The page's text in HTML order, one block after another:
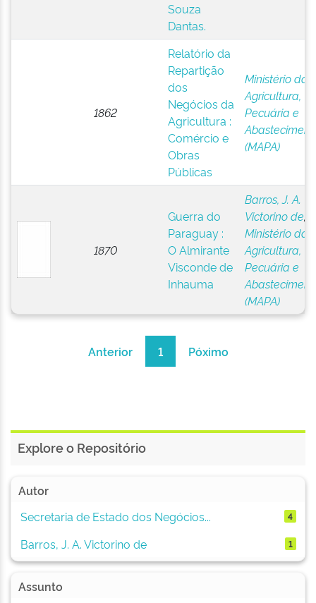
Souza
Dantas.
1862
Relatório da
Repartição
dos
Negócios da
Agricultura :
Comércio e
Obras
Públicas
Ministério da
Agricultura,
Pecuária e
(MAPA)
1870
Guerra do
Paraguay :
O Almirante
Visconde de
Inhauma
Barros, J. A.
Victorino de;
Ministério da
Agricultura,
Pecuária e
(MAPA)
Anterior 1 Póximo
Explore o Repositório
Autor
Secretaria de Estado dos Negócios...
4
Barros, J. A. Victorino de 1
Assunto